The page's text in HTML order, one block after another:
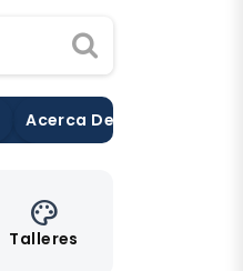
Acerca De Nosotros
palette
Talleres